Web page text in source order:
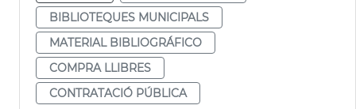
BIBLIOTEQUES MUNICIPALS
MATERIAL BIBLIOGRÁFICO
COMPRA LLIBRES
CONTRATACIÓ PÚBLICA